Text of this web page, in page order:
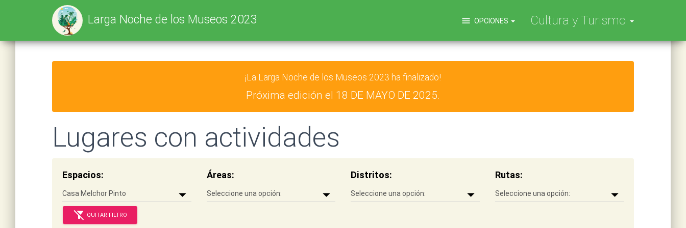
Larga Noche de los Museos 2023 menu OPCIONES Cultura y Turismo
¡La Larga Noche de los Museos 2023 ha finalizado!
Próxima edición el 18 DE MAYO DE 2025.
Lugares con actividades
Espacios:
filter_alt_off QUITAR FILTRO
Áreas: Distritos: Rutas: